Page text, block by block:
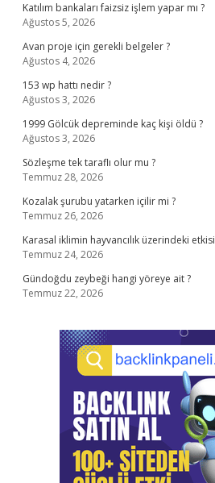
Katılım bankaları faizsiz işlem yapar mı ?
Ağustos 5, 2026
Avan proje için gerekli belgeler ?
Ağustos 4, 2026
153 wp hattı nedir ?
Ağustos 3, 2026
1999 Gölcük depreminde kaç kişi öldü ?
Ağustos 3, 2026
Sözleşme tek taraflı olur mu ?
Temmuz 28, 2026
Kozalak şurubu yatarken içilir mi ?
Temmuz 26, 2026
Karasal iklimin hayvancılık üzerindeki
Temmuz 24, 2026
Gündoğdu zeybeği hangi yöreye ait ?
Temmuz 22, 2026